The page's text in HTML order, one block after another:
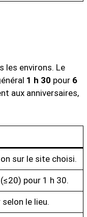
les environs. Le
1 h 30 pour 6
aux anniversaires,
sur le site choisi.
pour 1 h 30.
le lieu.